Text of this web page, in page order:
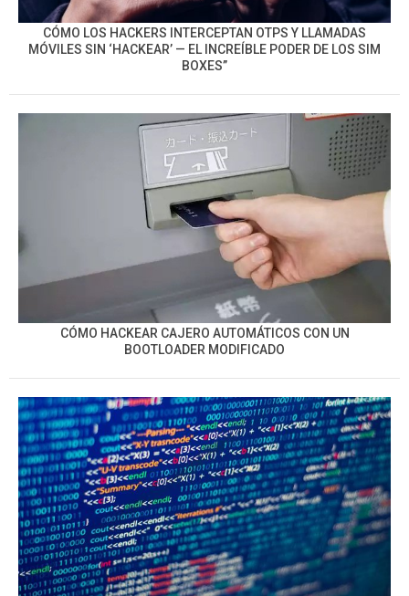
CÓMO LOS HACKERS INTERCEPTAN OTPS Y LLAMADAS
MÓVILES SIN ‘HACKEAR’ — EL INCREÍBLE PODER DE LOS SIM
BOXES”
CÓMO HACKEAR CAJERO AUTOMÁTICOS CON UN
BOOTLOADER MODIFICADO